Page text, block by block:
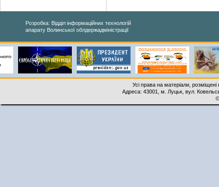
Розробка: Відділ інформаційних технологій
апарату Волинської облдержадміністрації
Усі права на матеріали,
Адреса: 43001, м. Луцьк, вул.